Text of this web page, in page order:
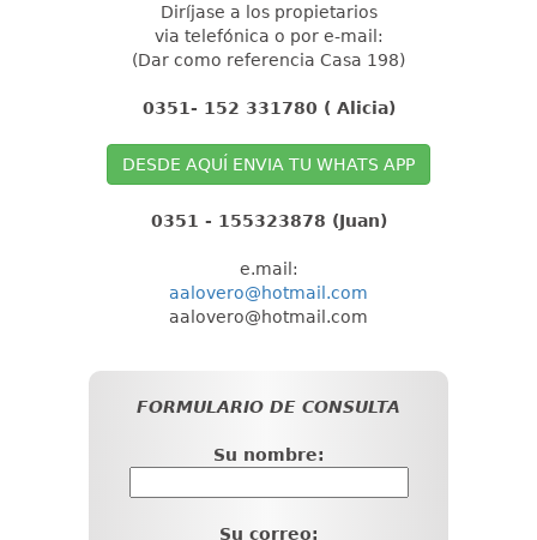
Diríjase a los propietarios
via telefónica o por e-mail:
(Dar como referencia Casa 198)
0351- 152 331780 ( Alicia)
DESDE AQUÍ ENVIA TU WHATS APP
0351 - 155323878 (Juan)
e.mail:
aalovero@hotmail.com
aalovero@hotmail.com
FORMULARIO DE CONSULTA
Su nombre:
Su correo: